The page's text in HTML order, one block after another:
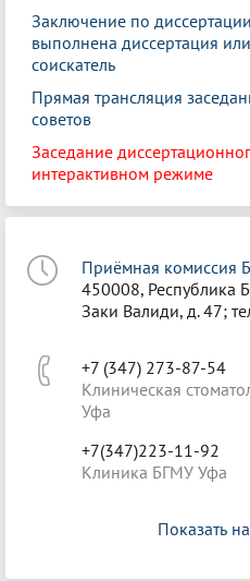
Заключение по
выполнена диссертация
соискатель
Прямая трансляция
советов
Заседание
интерактивном режиме
Приёмная комиссия
450008, Республика
Заки Валиди, д. 47;
+7 (347) 273-87-54
Клиническая
Уфа
+7(347)223-11-92
Клиника БГМУ Уфа
Показать